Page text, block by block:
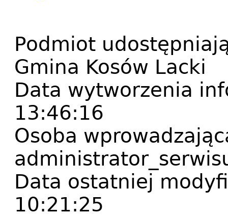
Podmiot
Gmina Kosów Lacki
Data wytworzenia
13:46:16
Osoba
Data ostatniej
10:21:25